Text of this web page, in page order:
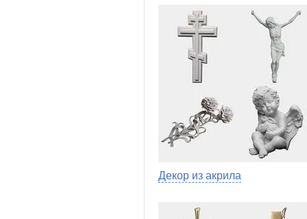
Декор из акрила